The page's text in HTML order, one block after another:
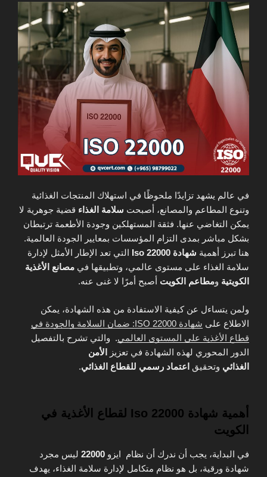
في عالم يشهد تزايدًا ملحوظًا في استهلاك المنتجات الغذائية
وتنوع المطاعم والمصانع، أصبحت سلامة الغذاء قضية جوهرية لا
يمكن التغاضي عنها. فثقة المستهلكين وجودة الأطعمة ترتبطان
بشكل مباشر بمدى التزام المؤسسات بمعايير الجودة العالمية.
هنا تبرز أهمية شهادة Iso 22000
التي تعد الإطار الأمثل لإدارة
سلامة الغذاء على مستوى عالمي، وتطبيقها في مصانع الأغذية
الكويتية ومطاعم الكويت أصبح أمرًا لا غنى عنه.
ولمن يتساءل عن كيفية الاستفادة من هذه الشهادة، يمكن
الاطلاع على
شهادة ISO 22000: ضمان السلامة والجودة في
قطاع الأغذية على المستوى العالمي. والتي تشرح بالتفصيل
الدور المحوري لهذه الشهادة في تعزيز
الأمن
الغذائي وتحقيق اعتماد رسمي للقطاع الغذائي.
أهمية شهادة Iso 22000 لقطاع الأغذية في
الكويت
في البداية، يجب أن ندرك أن نظام ايزو
ليس مجرد
شهادة ورقية، بل هو نظام متكامل لإدارة سلامة الغذاء، يهدف